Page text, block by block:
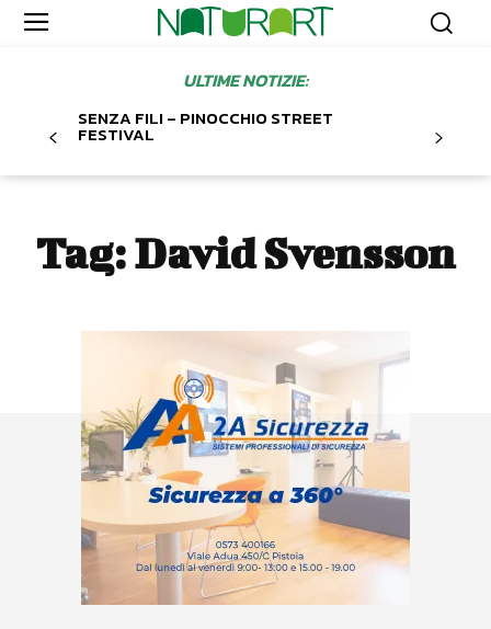
ULTIME NOTIZIE:
SENZA FILI – PINOCCHIO STREET
FESTIVAL
Tag:David Svensson